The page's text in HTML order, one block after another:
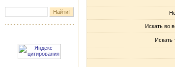
Искать во
Искать